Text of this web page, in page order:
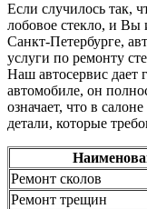
Если случилось так,
лобовое стекло, и Вы
Санкт-Петербурге,
услуги по ремонту
Наш автосервис дает
автомобиле, он
означает, что в
детали, которые
Ремонт сколов
Ремонт трещин